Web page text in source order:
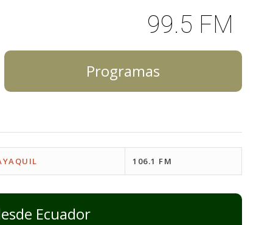
99.5 FM
Programas
106.1 FM
Ecuador